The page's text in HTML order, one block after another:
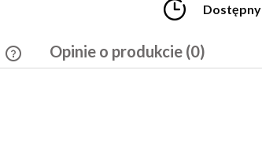
Dostępny
Opinie o produkcie (0)